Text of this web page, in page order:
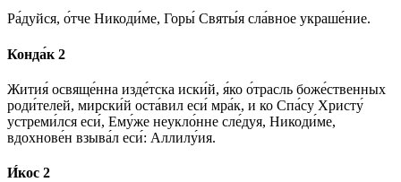
Ра́дуйся, о́тче Никоди́ме, Горы́ Святы́я сла́вное украше́ние.
Конда́к 2
Жития́ освяще́нна изде́тска иски́й, я́ко о́трасль боже́ственных
роди́телей, мирски́й оста́вил еси́ мра́к, и ко Спа́су Христу́
устреми́лся еси́, Ему́же неукло́нне сле́дуя, Никоди́ме,
вдохнове́н взыва́л еси́: Аллилу́ия.
И́кос 2